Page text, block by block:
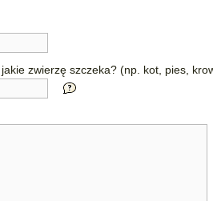
zwierzę szczeka? (np. kot, pies,